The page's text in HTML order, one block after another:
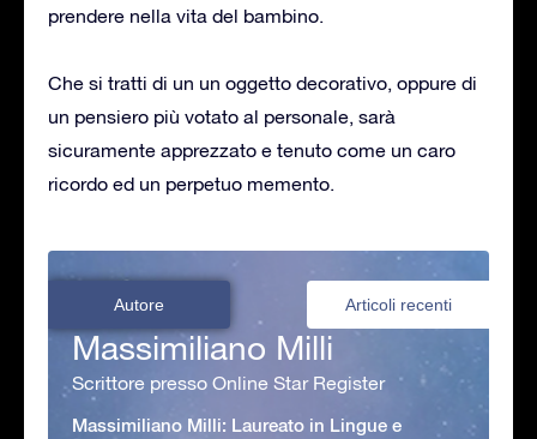
prendere nella vita del bambino.
Che si tratti di un un oggetto decorativo, oppure di
un pensiero più votato al personale, sarà
sicuramente apprezzato e tenuto come un caro
ricordo ed un perpetuo memento.
Autore Articoli recenti
Massimiliano Milli
Scrittore presso Online Star Register
Massimiliano Milli: Laureato in Lingue e